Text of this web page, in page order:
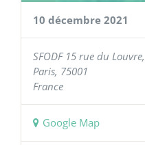
10 décembre 2021
SFODF 15 rue du
Paris, 75001
France
Google Map